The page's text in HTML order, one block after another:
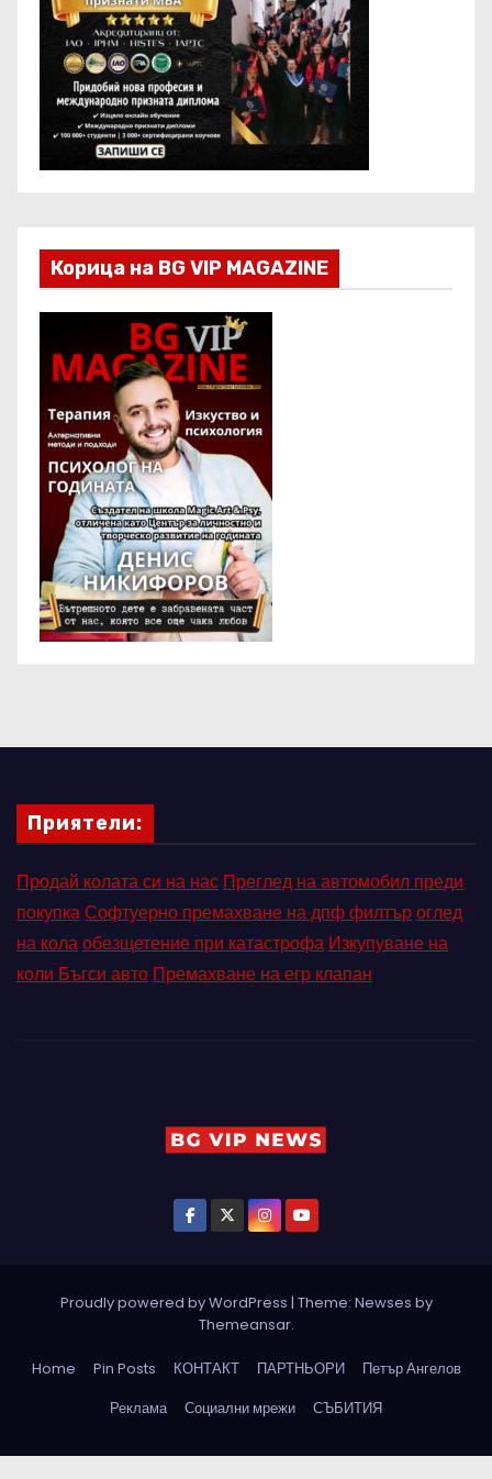
Корица на BG VIP MAGAZINE
Приятели:
Продай колата си на нас Преглед на автомобил преди
покупкаСофтуерно премахване на дпф филтъроглед
на колаобезщетение при катастрофа Изкупуване на
коли Бъгси авто Премахване на егр клапан
Proudly powered by WordPress | Theme: Newses by
Themeansar.
Home Pin Posts КОНТАКТ ПАРТНЬОРИ
Петър Ангелов
Реклама
Социални мрежи СЪБИТИЯ